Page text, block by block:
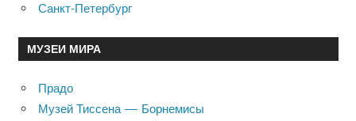
Санкт-Петербург
МУЗЕИ МИРА
Прадо
Музей Тиссена — Борнемисы